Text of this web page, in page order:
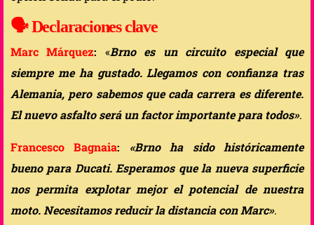
🗣️Declaraciones clave
Marc Márquez: «Brno es un circuito especial que
siempre me ha gustado. Llegamos con confianza tras
Alemania, pero sabemos que cada carrera es diferente.
El nuevo asfalto será un factor importante para todos».
Francesco Bagnaia:
«Brno ha sido históricamente
bueno para Ducati. Esperamos que la nueva superficie
nos permita explotar mejor el potencial de nuestra
moto. Necesitamos reducir la distancia con Marc».